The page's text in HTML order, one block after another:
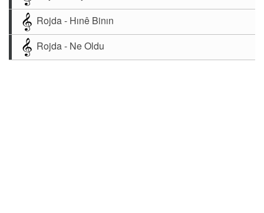
Rojda - Hınê Binın
Rojda - Ne Oldu